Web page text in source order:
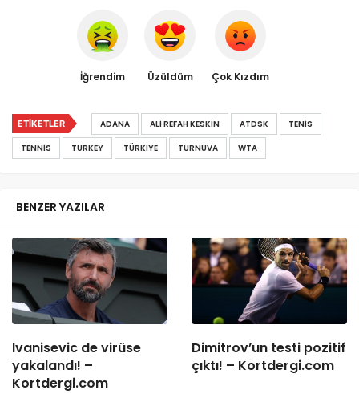
İğrendim Üzüldüm Çok Kızdım
ETIKETLER ADANA ALI REFAH KESKIN ATDSK
TENIS
TENNIS
TURKEY TÜRKIYE TURNUVA WTA
BENZER YAZILAR
Ivanisevic de virüse
yakalandı! –
Kortdergi.com
Dimitrov’un testi pozitif
çıktı! – Kortdergi.com